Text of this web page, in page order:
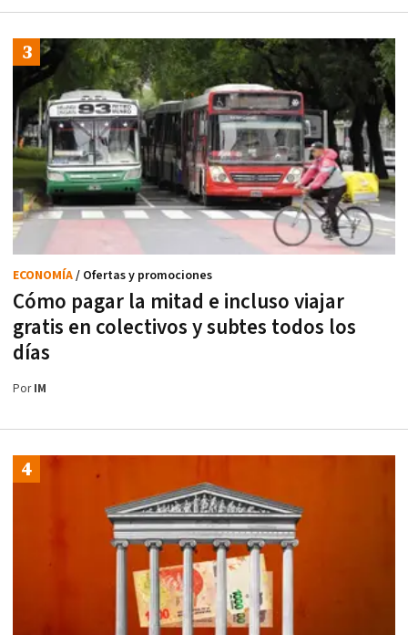
Cómo pagar la mitad e incluso viajar
gratis en colectivos y subtes todos los
días
ECONOMÍA/ Ofertas y promociones
PorIM